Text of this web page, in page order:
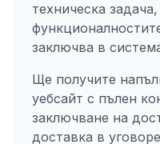
техническа
заключва в
Ще получите
уебсайт с пълен
заключване на
доставка в